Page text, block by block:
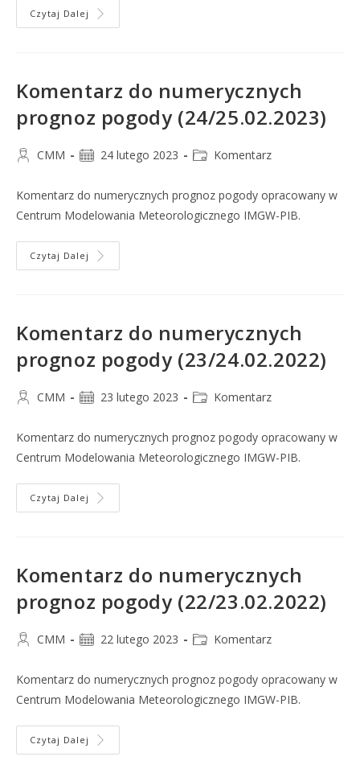
Czytaj Dalej
Komentarz do numerycznych
prognoz pogody (24/25.02.2023)
CMM 24 lutego 2023 Komentarz
Komentarz do numerycznych prognoz pogody opracowany w
Centrum Modelowania Meteorologicznego IMGW-PIB.
Czytaj Dalej
Komentarz do numerycznych
prognoz pogody (23/24.02.2022)
CMM 23 lutego 2023 Komentarz
Komentarz do numerycznych prognoz pogody opracowany w
Centrum Modelowania Meteorologicznego IMGW-PIB.
Czytaj Dalej
Komentarz do numerycznych
prognoz pogody (22/23.02.2022)
CMM 22 lutego 2023 Komentarz
Komentarz do numerycznych prognoz pogody opracowany w
Centrum Modelowania Meteorologicznego IMGW-PIB.
Czytaj Dalej